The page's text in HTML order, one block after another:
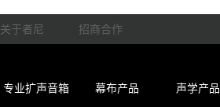
关于者尼 招商合作
专业扩声音箱 幕布产品 声学产品